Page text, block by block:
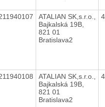
ATALIAN SK,s.r.o.,
Bajkalská 19B,
821 01
Bratislava2
ATALIAN SK,s.r.o.,
Bajkalská 19B,
821 01
Bratislava2